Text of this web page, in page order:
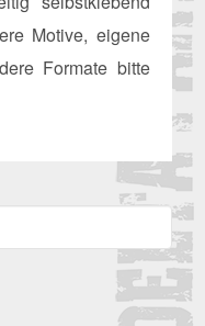
Motive, eigene
Formate bitte